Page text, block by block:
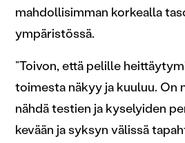
mahdollisimman korkealla
ympäristössä.
”Toivon, että pelille
toimesta näkyy ja kuuluu. On
nähdä testien ja kyselyiden
kevään ja syksyn välissä